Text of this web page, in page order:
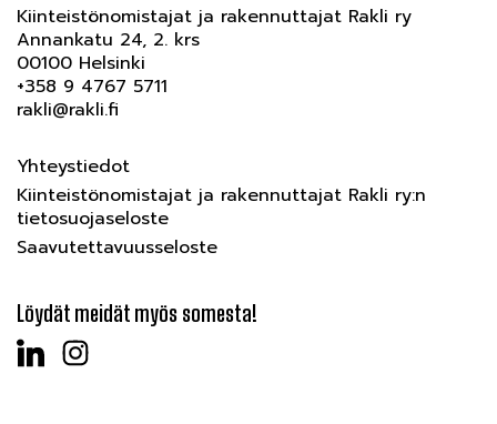
Kiinteistönomistajat ja rakennuttajat Rakli ry
Annankatu 24, 2. krs
00100 Helsinki
+358 9 4767 5711
rakli@rakli.fi
Yhteystiedot
Kiinteistönomistajat ja rakennuttajat Rakli ry:n
tietosuojaseloste
Saavutettavuusseloste
Löydät meidät myös somesta!